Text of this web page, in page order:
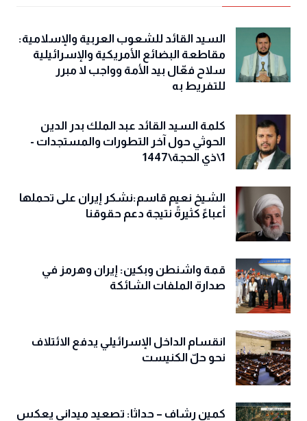
السيد القائد للشعوب العربية والإسلامية:
مقاطعة البضائع الأمريكية والإسرائيلية
سلاح فعّال بيد الأمة وواجب لا مبرر
للتفريط به
كلمة السيد القائد عبد الملك بدر الدين
الحوثي حول آخر التطورات والمستجدات -
1\ذي الحجة\1447
الشيخ نعيم قاسم:نشكر إيران على تحملها
أعباءً كثيرةً نتيجة دعم حقوقنا
قمة واشنطن وبكين: إيران وهرمز في
صدارة الملفات الشائكة
انقسام الداخل الإسرائيلي يدفع الائتلاف
نحو حلّ الكنيست
كمين رشاف – حداثا: تصعيد ميداني يعكس